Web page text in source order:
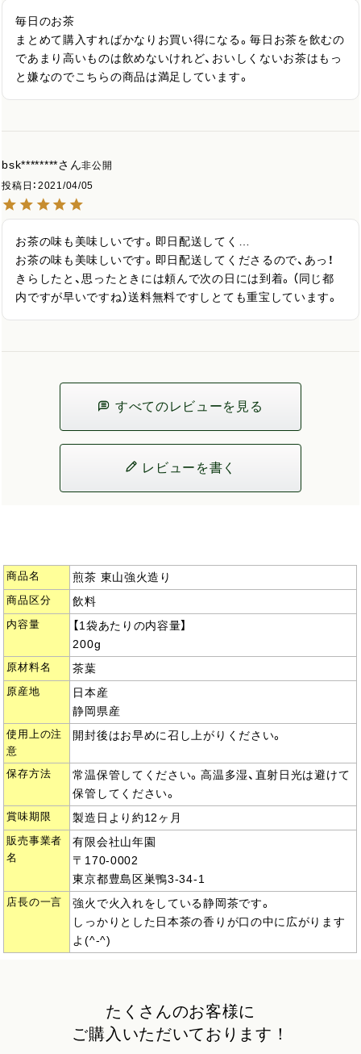
毎日のお茶
まとめて購入すればかなりお買い得になる。毎日お茶を飲むの
であまり高いものは飲めないけれど、おいしくないお茶はもっ
と嫌なのでこちらの商品は満足しています。
bsk********
非公開
投稿日
2021/04/05
お茶の味も美味しいです。即日配送してく…
お茶の味も美味しいです。即日配送してくださるので、あっ！
きらしたと、思ったときには頼んで次の日には到着。（同じ都
内ですが早いですね）送料無料ですしとても重宝しています。
すべてのレビューを見る
レビューを書く
商品名 煎茶 東山強火造り
商品区分 飲料
内容量
【1袋あたりの内容量】
200g
原材料名 茶葉
原産地
日本産
静岡県産
使用上の注
意
開封後はお早めに召し上がりください。
保存方法
常温保管してください。高温多湿、直射日光は避けて
保管してください。
賞味期限 製造日より約12ヶ月
販売事業者
名
有限会社山年園
〒170-0002
東京都豊島区巣鴨3-34-1
店長の一言
強火で火入れをしている静岡茶です。
しっかりとした日本茶の香りが口の中に広がります
よ(^-^)
たくさんのお客様に
ご購入いただいております！